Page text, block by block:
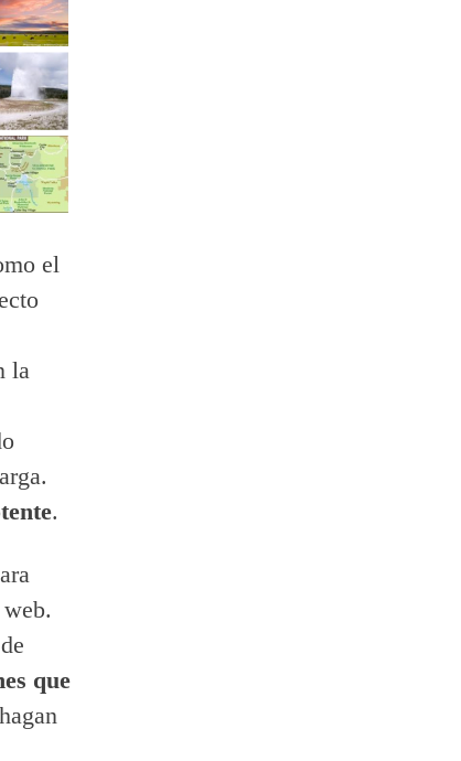
el
la
.
que